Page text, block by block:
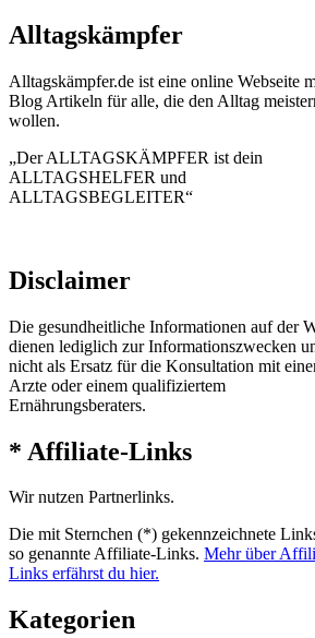
Alltagskämpfer
Alltagskämpfer.de ist eine online Webseite
Blog Artikeln für alle, die den Alltag
wollen.
„Der ALLTAGSKÄMPFER ist dein
ALLTAGSHELFER und
ALLTAGSBEGLEITER“
Disclaimer
Die gesundheitliche Informationen auf der
dienen lediglich zur Informationszwecken
nicht als Ersatz für die Konsultation mit
Arzte oder einem qualifiziertem
Ernährungsberaters.
* Affiliate-Links
Wir nutzen Partnerlinks.
Die mit Sternchen (*) gekennzeichnete
so genannte Affiliate-Links. Mehr über
Links erfährst du hier.
Kategorien